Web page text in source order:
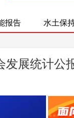
报告 水土保
发展统计